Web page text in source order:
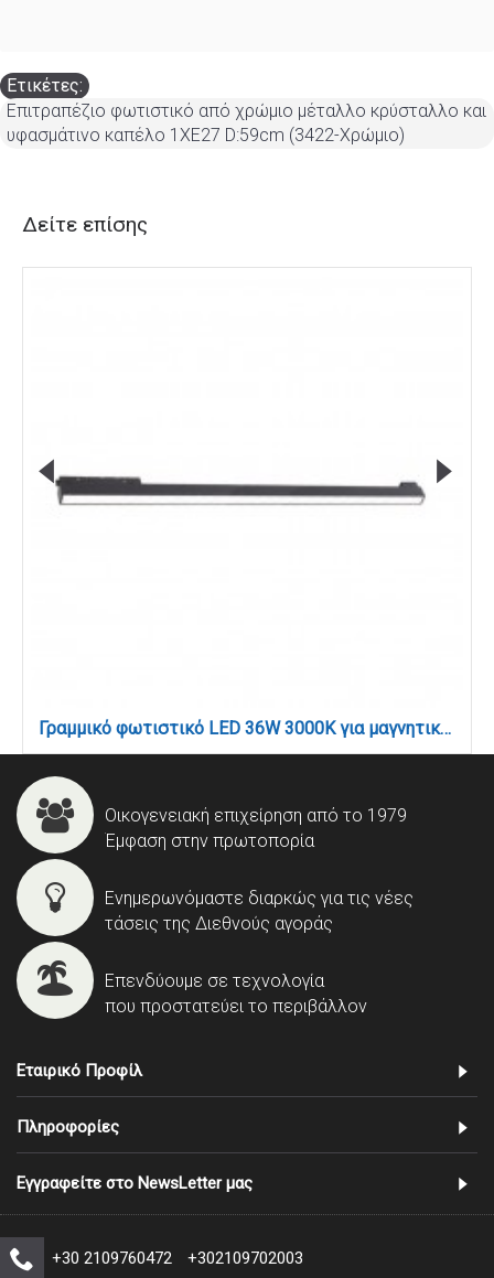
Ετικέτες:
Επιτραπέζιο φωτιστικό από χρώμιο μέταλλο κρύσταλλο και
υφασμάτινο καπέλο 1XE27 D:59cm (3422-Χρώμιο)
Δείτε επίσης
Γραμμικό φωτιστικό LED 36W 3000K για μαγνητική ράγα σε μαύρη απόχρωση D:60cmx4,3cm (TM06101-Black)
Οικογενειακή επιχείρηση από το 1979
Έμφαση στην πρωτοπορία
Ενημερωνόμαστε διαρκώς για τις νέες
τάσεις της Διεθνούς αγοράς
Επενδύουμε σε τεχνολογία
που προστατεύει το περιβάλλον
Εταιρικό Προφίλ
Πληροφορίες
Εγγραφείτε στο NewsLetter μας
+30 2109760472 +302109702003